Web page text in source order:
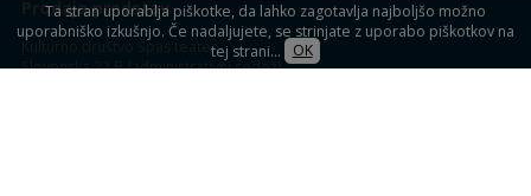
Prodaja predstav
Kulturno društvo Špas teater
Slovenska 22 B (administrativni sedež)
Ta stran uporablja piškotke, da lahko zagotavlja najboljšo možno
uporabniško izkušnjo. Če nadaljujete, se strinjate z uporabo piškotkov na
tej strani...
OK